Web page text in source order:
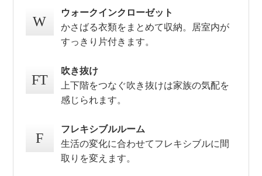
W
ウォークインクローゼット
かさばる衣類をまとめて収納。居室内が
すっきり片付きます。
FT
吹き抜け
上下階をつなぐ吹き抜けは家族の気配を
感じられます。
F
フレキシブルルーム
生活の変化に合わせてフレキシブルに間
取りを変えます。